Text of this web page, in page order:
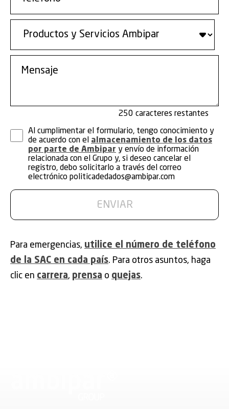
250
Al cumplimentar el formulario, tengo conocimiento y
de acuerdo con el almacenamiento de los datos
por parte de Ambipar y envío de información
relacionada con el Grupo y, si deseo cancelar el
registro, debo solicitarlo a través del correo
electrónico politicadedados@ambipar.com
Para emergencias, utilice el número de teléfono
de la SAC en cada país. Para otros asuntos, haga
clic en carrera, prensa o quejas.